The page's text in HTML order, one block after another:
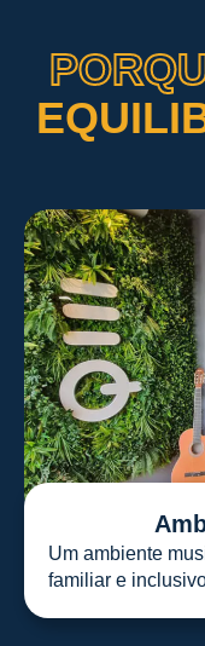
Um ambiente
familiar e